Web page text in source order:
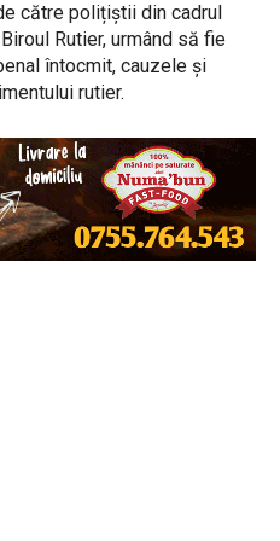
către polițiștii din cadrul
Rutier, urmând să fie
întocmit, cauzele și
rutier.